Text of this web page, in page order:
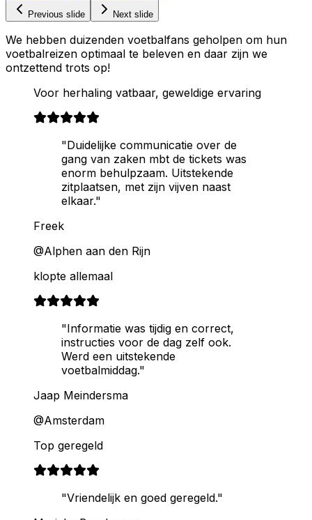
Previous slide Next slide
We hebben duizenden voetbalfans geholpen om hun
voetbalreizen optimaal te beleven en daar zijn we
ontzettend trots op!
Voor herhaling vatbaar, geweldige ervaring
"Duidelijke communicatie over de
gang van zaken mbt de tickets was
enorm behulpzaam. Uitstekende
zitplaatsen, met zijn vijven naast
elkaar."
Freek
@Alphen aan den Rijn
klopte allemaal
"Informatie was tijdig en correct,
instructies voor de dag zelf ook.
Werd een uitstekende
voetbalmiddag."
Jaap Meindersma
@Amsterdam
Top geregeld
"Vriendelijk en goed geregeld."